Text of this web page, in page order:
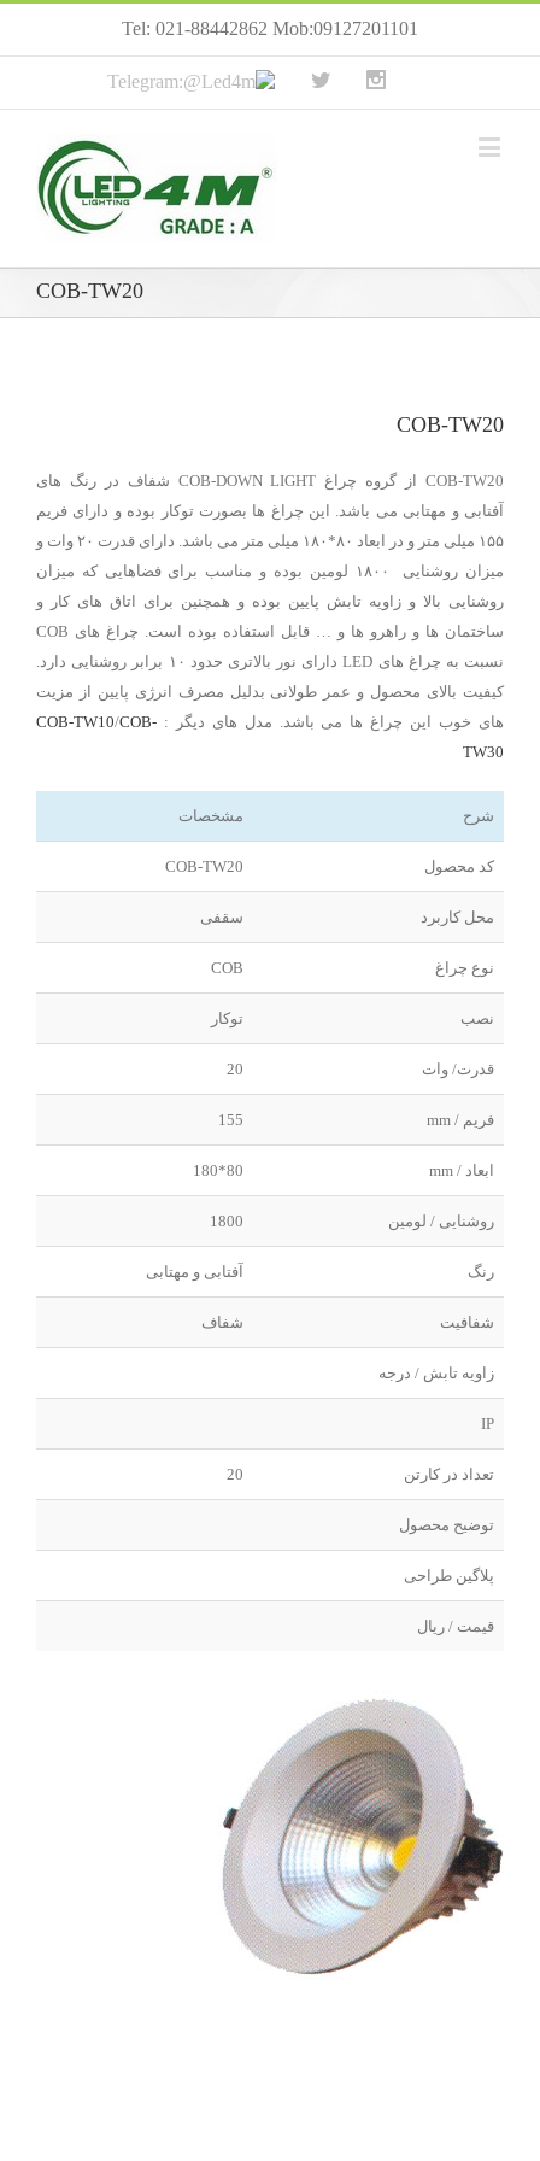
Tel: 021-88442862 Mob:09127201101
COB-TW20
COB-TW20
COB-TW20 از گروه چراغ COB-DOWN LIGHT شفاف در رنگ های
آفتابی و مهتابی می باشد. این چراغ ها بصورت توکار بوده و دارای فریم
۱۵۵ میلی متر و در ابعاد ۸۰*۱۸۰ میلی متر می باشد. دارای قدرت ۲۰ وات و
میزان روشنایی ۱۸۰۰ لومین بوده و مناسب برای فضاهایی که میزان
روشنایی بالا و زاویه تابش پایین بوده و همچنین برای اتاق های کار و
ساختمان ها و راهرو ها و … قابل استفاده بوده است. چراغ های COB
نسبت به چراغ های LED دارای نور بالاتری حدود ۱۰ برابر روشنایی دارد.
کیفیت بالای محصول و عمر طولانی بدلیل مصرف انرژی پایین از مزیت
های خوب این چراغ ها می باشد. مدل های دیگر :
COB-TW10/COB-
TW30
شرح مشخصات
کد محصول COB-TW20
محل کاربرد سقفی
نوع چراغ COB
نصب توکار
قدرت/ وات 20
فریم / mm 155
ابعاد / mm 80*180
روشنایی / لومین 1800
رنگ آفتابی و مهتابی
شفافیت شفاف
زاویه تابش / درجه
IP
تعداد در کارتن 20
توضیح محصول
پلاگین طراحی
قیمت / ریال